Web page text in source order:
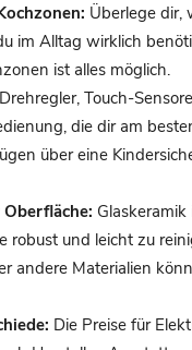
Überlege dir,
im Alltag wirklich
ist alles möglich.
Drehregler, Touch-
die dir am
über eine
robust und leicht zu
andere Materialien
Die Preise für